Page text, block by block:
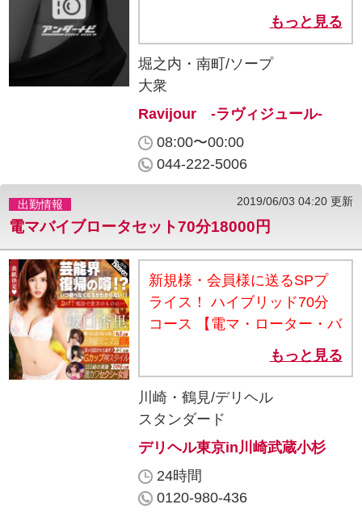
用時はALLコース2000円割引
◆◇ 60分コース⇒2000円割
引 90・120分コース⇒2000円
割引 150・180分コース
⇒2000円割引 ◇◆3回目ご利
用時は指名料or交通費が無料
◆◇ 本指名または写真指名ど
ちらでも無料♪ どのエリアで
も交通費無料♪ ※はじめてご
利用いただいた日から3ヶ月
が有効期限です ※ポイントや
ん ※令和7年1月以降新規で
ご利用のお客様が対象です ホ
テル代も気にせず遊べるホテ
ル代コミコミプランや 飲み帰
りも楽々安心の相乗り送迎プ
ランも御座います♪ お問い合
わせはお気軽に♪ 是非ご利用
下さいね(^^)/ ◆厚木奥様
営業時間◆ 月曜～金曜
→10：00～翌3：00（受付
のパーツ、そしてバランスも
完璧なキレカワな顔立ち！！
ビジュアル・内容共にSSS
級！！ 実は愛らしいルックス
道師・・♪ めちゃめちゃ可愛
いだけでなく、 サ〇ビス精
神、そして向上心が旺盛、 お
客様に大満足していただく為
と 女の子自身から講習の志
願、 こういう殊勝な子は中々
いませんよ♪ 性格も明るく人
懐っこくほんといいコ。 【お
客様からのお声】 ●受け責め
どちらもエ〇くていつも迷
でした。 ●可愛いのにエ〇
もっと見る
堀之内・南町/ソープ
大衆
Ravijour -ラヴィジュール-
08:00〜00:00
044-222-5006
出勤情報 2019/06/03 04:20 更新
電マバイブロータセット70分18000円
新規様・会員様に送るSPプ
ライス！ ハイブリッド70分
コース 【電マ・ローター・バ
イブセット！】 総額通常
24000円･25000円・26000円
が コース料金70分19000円/
入会金1000円 指名料2000円/
4000円が 総額18000円で御案
内致します(ﾉ∀`*)ﾉ彡☆ ※ご注
意事項 ※プレミアム料金かか
もっと見る
川崎・鶴見/デリヘル
スタンダード
デリヘル東京in川崎武蔵小杉
24時間
0120-980-436